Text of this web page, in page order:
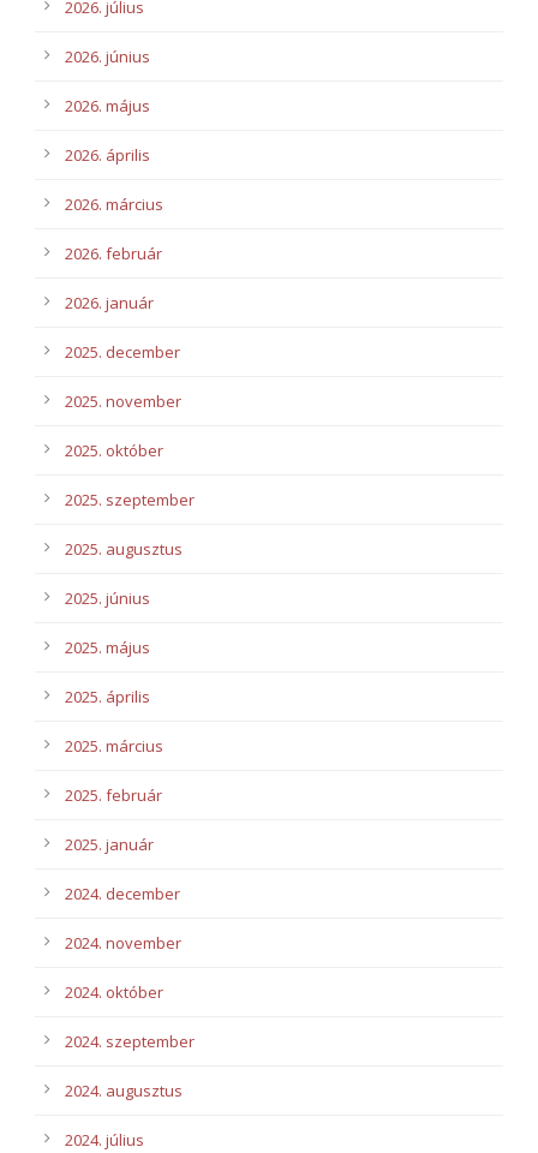
2026. július
2026. június
2026. május
2026. április
2026. március
2026. február
2026. január
2025. december
2025. november
2025. október
2025. szeptember
2025. augusztus
2025. június
2025. május
2025. április
2025. március
2025. február
2025. január
2024. december
2024. november
2024. október
2024. szeptember
2024. augusztus
2024. július